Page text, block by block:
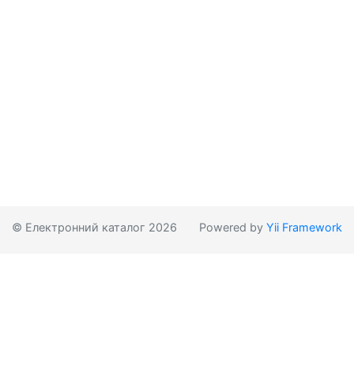
© Електронний каталог 2026 Powered by Yii Framework